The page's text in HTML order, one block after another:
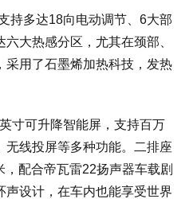
持多达18向电动调节、6大部
大热感分区，尤其在颈部、
采用了石墨烯加热科技，发热
寸可升降智能屏，支持百万
无线投屏等多种功能。二排座
配合帝瓦雷22扬声器车载剧
声设计，在车内也能享受世界